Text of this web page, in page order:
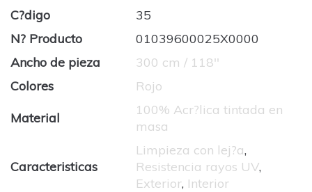
C?digo
35
N? Producto
01039600025X0000
Ancho de pieza
300 cm / 118''
Colores
Rojo
Material
100% Acr?lica tintada en
masa
Caracteristicas
Limpieza con lej?a,
Resistencia rayos UV,
Exterior, Interior